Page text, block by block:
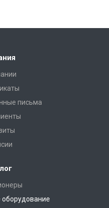
письма
оборудование